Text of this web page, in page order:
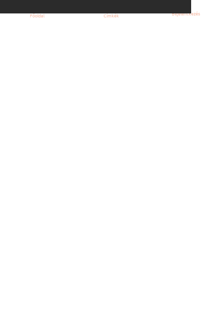
Főoldal Címkék Bejelentkezés